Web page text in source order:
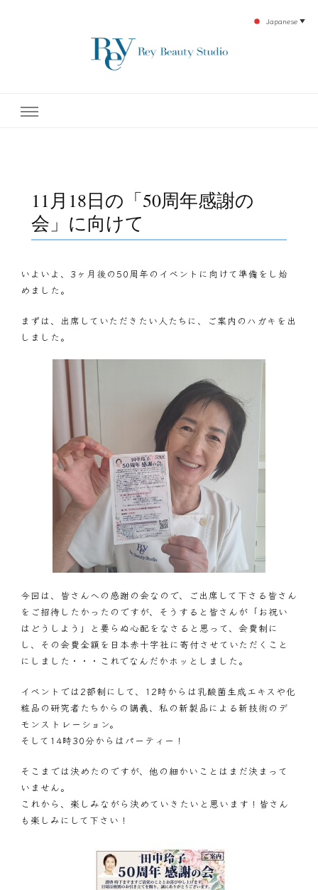
テ開設45年の実績を誇る本格エステだからこそ、お客様が必ず満足してもらえるこ
11月18日の「50周年感謝の
会」に向けて
いよいよ、3ヶ月後の50周年のイベントに向けて準備をし始
めました。
まずは、出席していただきたい人たちに、ご案内のハガキを出
しました。
今回は、皆さんへの感謝の会なので、ご出席して下さる皆さん
をご招待したかったのですが、そうすると皆さんが「お祝い
はどうしよう」と要らぬ心配をなさると思って、会費制に
し、その会費全額を日本赤十字社に寄付させていただくこと
にしました・・・これでなんだかホッとしました。
イベントでは2部制にして、12時からは乳酸菌生成エキスや化
粧品の研究者たちからの講義、私の新製品による新技術のデ
モンストレーション。
そして14時30分からはパーティー！
そこまでは決めたのですが、他の細かいことはまだ決まって
いません。
これから、楽しみながら決めていきたいと思います！皆さん
も楽しみにして下さい！
Japanese ▼